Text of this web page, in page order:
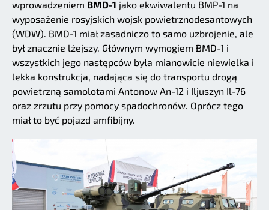
wprowadzeniem BMD-1 jako ekwiwalentu BMP-1 na
wyposażenie rosyjskich wojsk powietrznodesantowych
(WDW). BMD-1 miał zasadniczo to samo uzbrojenie, ale
był znacznie lżejszy. Głównym wymogiem BMD-1 i
wszystkich jego następców była mianowicie niewielka i
lekka konstrukcja, nadająca się do transportu drogą
powietrzną samolotami Antonow An-12 i Iljuszyn Il-76
oraz zrzutu przy pomocy spadochronów. Oprócz tego
miał to być pojazd amfibijny.